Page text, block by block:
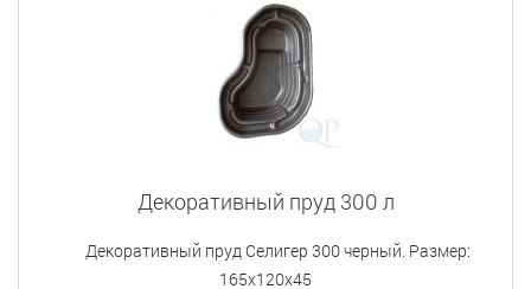
Декоративный пруд 300 л
Декоративный пруд Селигер 300 черный. Размер:
165х120х45